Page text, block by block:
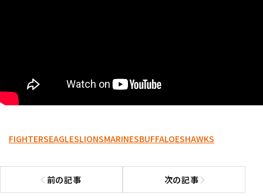
FIGHTERSEAGLESLIONSMARINESBUFFALOESHAWKS
前の記事
前の記事へ 次の記事次の記事へ